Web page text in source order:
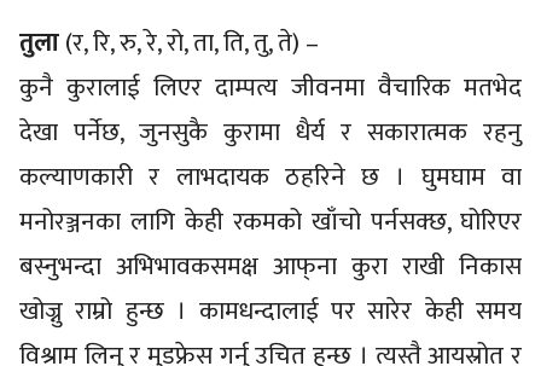
तुला(र, रि, रु, रे, रो, ता, ति, तु, ते) –
कुनै कुरालाई लिएर दाम्पत्य जीवनमा वैचारिक मतभेद
देखा पर्नेछ, जुनसुकै कुरामा धैर्य र सकारात्मक रहनु
कल्याणकारी र लाभदायक ठहरिने छ । घुमघाम वा
मनोरञ्जनका लागि केही रकमको खाँचो पर्नसक्छ, घोरिएर
बस्नुभन्दा अभिभावकसमक्ष आफ्‌ना कुरा राखी निकास
खोज्नु राम्रो हुन्छ । कामधन्दालाई पर सारेर केही समय
विश्राम लिनु र मुडफ्रेस गर्नु उचित हुन्छ । त्यस्तै आयस्रोत र